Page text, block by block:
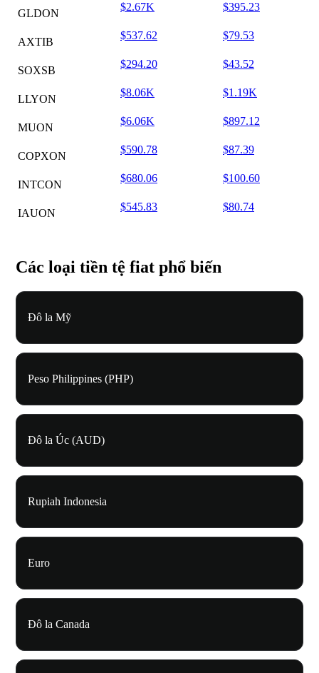
GLDON
$2.67K $395.23
AXTIB
$537.62 $79.53
SOXSB
$294.20 $43.52
LLYON
$8.06K $1.19K
MUON
$6.06K $897.12
COPXON
$590.78 $87.39
INTCON
$680.06 $100.60
IAUON
$545.83 $80.74
Các loại tiền tệ fiat phổ biến
Đô la Mỹ
Peso Philippines (PHP)
Đô la Úc (AUD)
Rupiah Indonesia
Euro
Đô la Canada